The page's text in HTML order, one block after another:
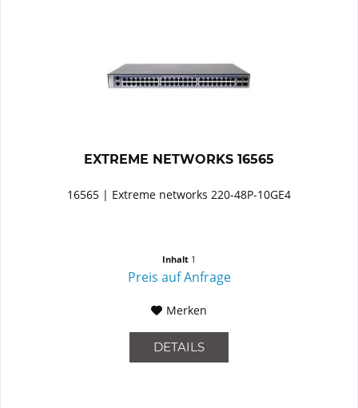
EXTREME NETWORKS 16565
16565 | Extreme networks 220-48P-10GE4
Inhalt 1
Preis auf Anfrage
Merken
DETAILS